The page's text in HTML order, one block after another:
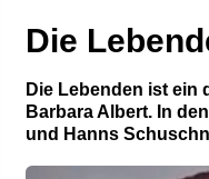
Die
Die Lebenden ist ein
Barbara Albert. In
und Hanns